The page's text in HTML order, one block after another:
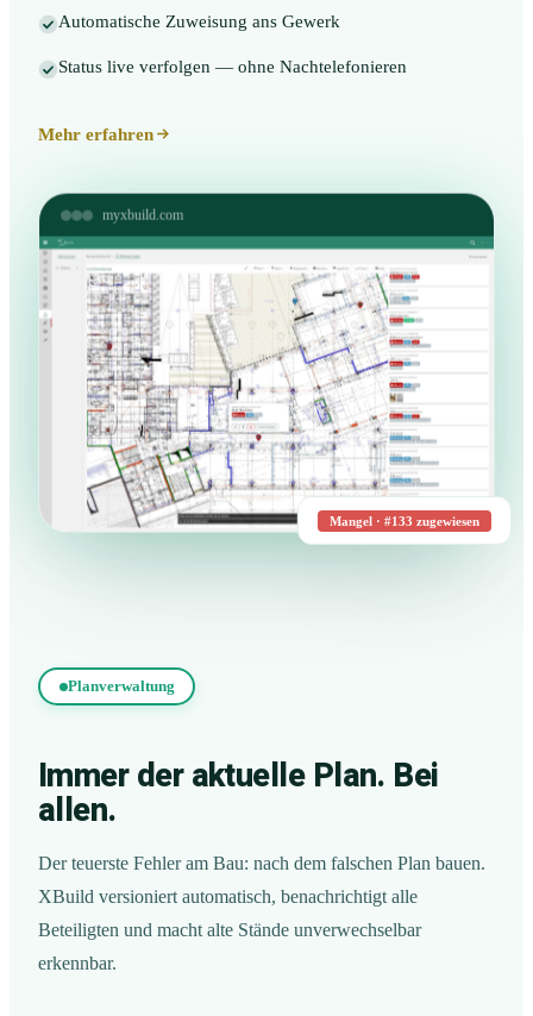
Automatische Zuweisung ans Gewerk
Status live verfolgen — ohne Nachtelefonieren
Mehr erfahren
Mangel · #133 zugewiesen
Planverwaltung
Immer der aktuelle Plan. Bei
allen.
Der teuerste Fehler am Bau: nach dem falschen Plan bauen.
XBuild versioniert automatisch, benachrichtigt alle
Beteiligten und macht alte Stände unverwechselbar
erkennbar.